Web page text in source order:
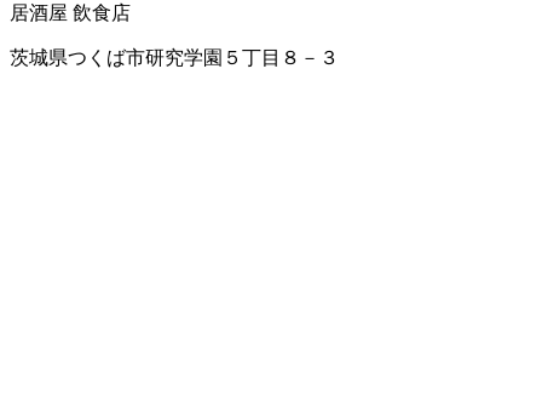
居酒屋 飲食店
茨城県つくば市研究学園５丁目８－３